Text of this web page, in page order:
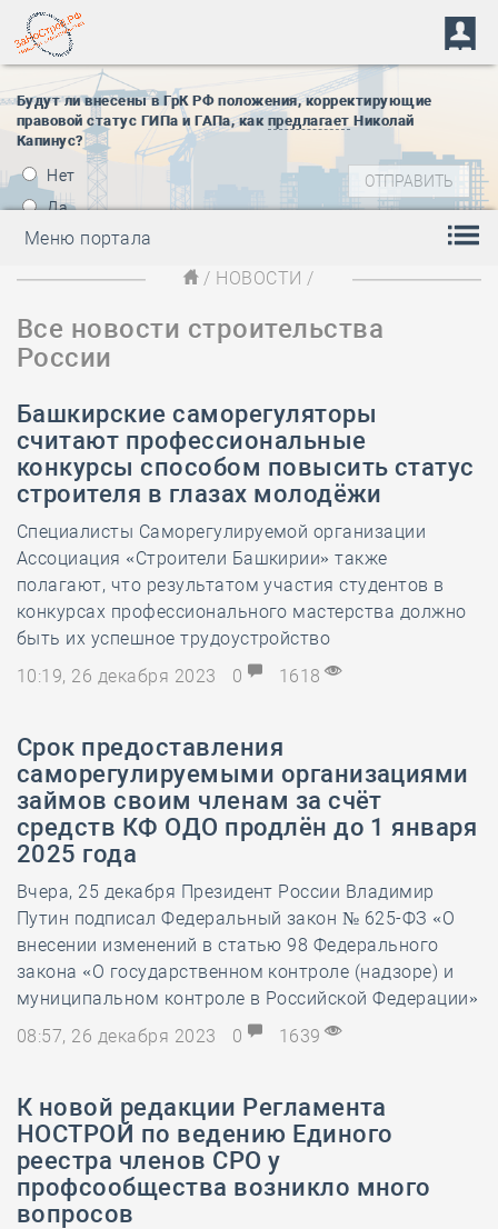
Будут ли внесены в ГрК РФ положения, корректирующие
правовой статус ГИПа и ГАПа, как предлагает Николай
Капинус?
Нет
Да
Меню портала
/ НОВОСТИ /
Все новости строительства
России
Башкирские саморегуляторы
считают профессиональные
конкурсы способом повысить статус
строителя в глазах молодёжи
Специалисты Саморегулируемой организации
Ассоциация «Строители Башкирии» также
полагают, что результатом участия студентов в
конкурсах профессионального мастерства должно
быть их успешное трудоустройство
10:19, 26 декабря 2023
0 1618
Срок предоставления
саморегулируемыми организациями
займов своим членам за счёт
средств КФ ОДО продлён до 1 января
2025 года
Вчера, 25 декабря Президент России Владимир
Путин подписал Федеральный закон № 625-ФЗ «О
внесении изменений в статью 98 Федерального
закона «О государственном контроле (надзоре) и
муниципальном контроле в Российской Федерации»
08:57, 26 декабря 2023
0 1639
К новой редакции Регламента
НОСТРОЙ по ведению Единого
реестра членов СРО у
профсообщества возникло много
вопросов